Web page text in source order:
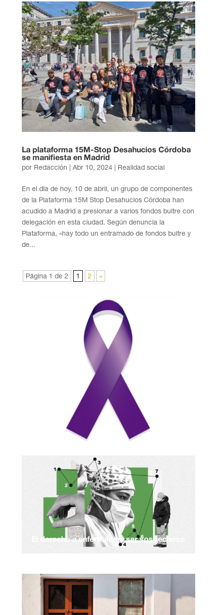
La plataforma 15M-Stop Desahucios Córdoba
se manifiesta en Madrid
por Redacción | Abr 10, 2024| Realidad social
En el día de hoy, 10 de abril, un grupo de componentes
de la Plataforma 15M Stop Desahucios Córdoba han
acudido a Madrid a presionar a varios fondos buitre con
delegación en esta ciudad. Según denuncia la
Plataforma, «hay todo un entramado de fondos buitre y
de...
Página 1 de 2 1 2 »
El derecho a enfermar sin ser sospechoso